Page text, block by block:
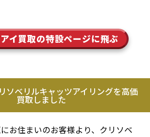
イ買取の特設ページに飛ぶ
ソベリルキャッツアイリングを高価
買取しました
お住まいのお客様より、クリソベ